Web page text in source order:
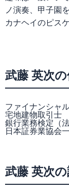
ノ演奏、甲子園
カナヘイのピス
武藤 英次
ファイナンシャ
宅地建物取引士
銀行業務検定（
日本証券業協会
武藤 英次